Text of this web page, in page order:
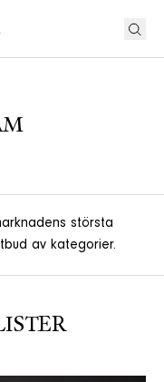
största
av kategorier.